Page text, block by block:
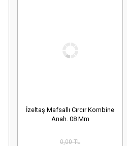
İzeltaş Mafsallı Cırcır Kombine
Anah. 08 Mm
0,00 TL